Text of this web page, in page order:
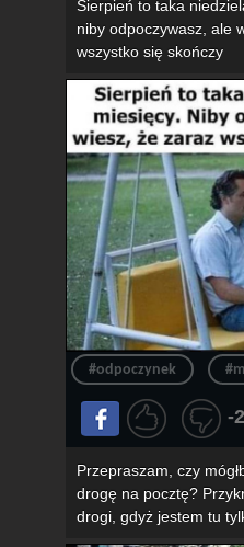
Sierpień to taka
niby odpoczywasz, ale
wszystko się skończy
#odpoczynek
-2
Przepraszam, czy
drogę na pocztę?
drogi, gdyż jestem tu